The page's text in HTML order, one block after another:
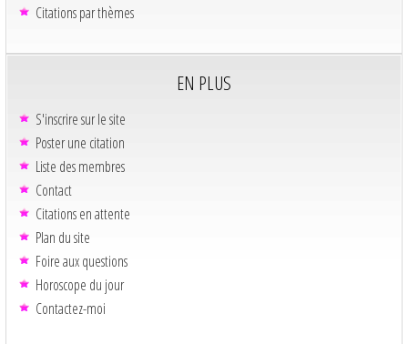
Citations par thèmes
EN PLUS
S'inscrire sur le site
Poster une citation
Liste des membres
Contact
Citations en attente
Plan du site
Foire aux questions
Horoscope du jour
Contactez-moi